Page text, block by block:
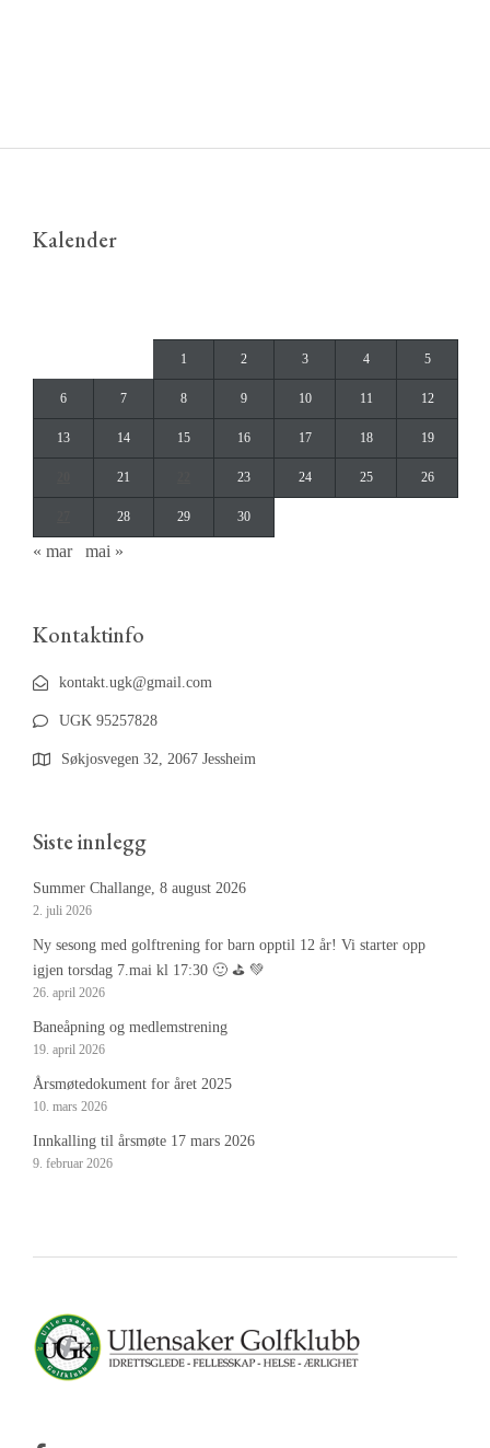
Kalender
1 2 3 4 5
6 7 8 9 10 11 12
13 14 15 16 17 18 19
21 23 24 25 26
28 29 30
« mar mai »
Kontaktinfo
kontakt.ugk@gmail.com
UGK 95257828
Søkjosvegen 32, 2067 Jessheim
Siste innlegg
Summer Challange, 8 august 2026
2. juli 2026
Ny sesong med golftrening for barn opptil 12 år! Vi starter opp
igjen torsdag 7.mai kl 17:30 🙂 ⛳️ 💚
26. april 2026
Baneåpning og medlemstrening
19. april 2026
Årsmøtedokument for året 2025
10. mars 2026
Innkalling til årsmøte 17 mars 2026
9. februar 2026